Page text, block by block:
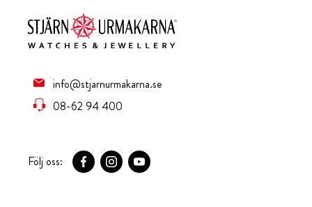
info@stjarnurmakarna.se
08-62 94 400
Följ oss: